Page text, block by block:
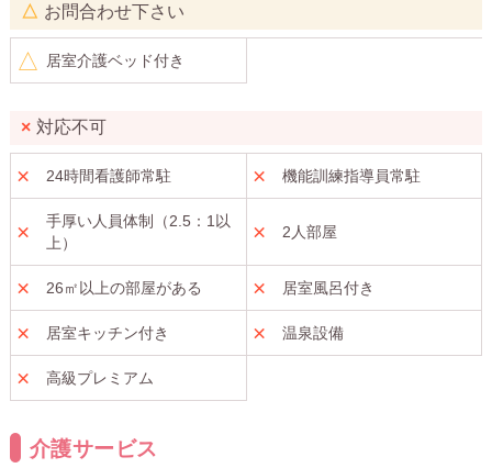
お問合わせ下さい
居室介護ベッド付き
対応不可
24時間看護師常駐 機能訓練指導員常駐
手厚い人員体制（2.5：1以
上）
2人部屋
26㎡以上の部屋がある 居室風呂付き
居室キッチン付き 温泉設備
高級プレミアム
介護サービス